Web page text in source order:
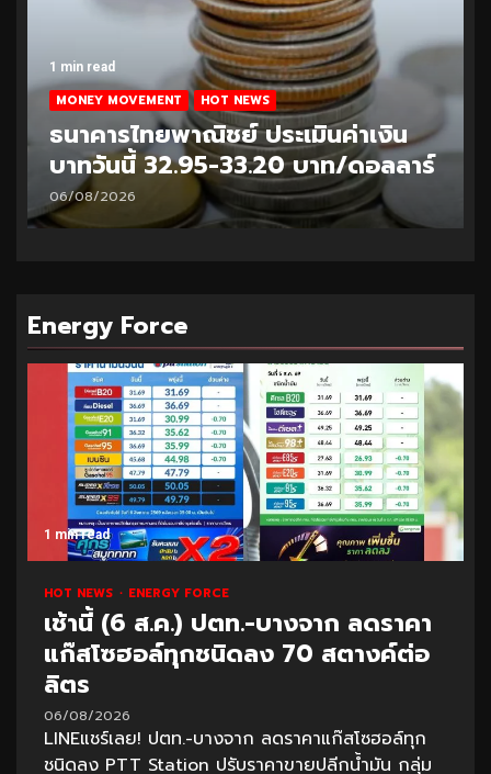
1 min read
MONEY MOVEMENT HOT NEWS
ธนาคารไทยพาณิชย์ ประเมินค่าเงิน
บาทวันนี้ 32.95-33.20 บาท/ดอลลาร์
06/08/2026
Energy Force
1 min read
HOT NEWS ENERGY FORCE
เช้านี้ (6 ส.ค.) ปตท.-บางจาก ลดราคา
แก๊สโซฮอล์ทุกชนิดลง 70 สตางค์ต่อ
ลิตร
06/08/2026
LINEแชร์เลย! ปตท.-บางจาก ลดราคาแก๊สโซฮอล์ทุก
ชนิดลง PTT Station ปรับราคาขายปลีกน้ำมัน กลุ่ม